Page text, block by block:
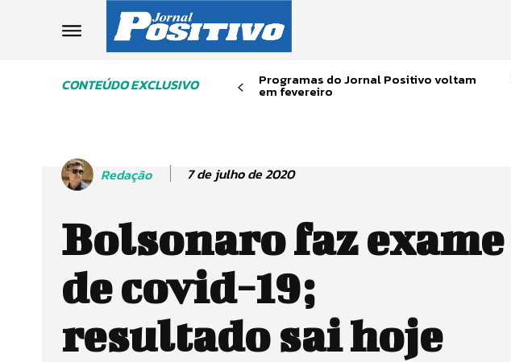
CONTEÚDO EXCLUSIVO Programas do Jornal Positivo voltam
em fevereiro
Redação 7 de julho de 2020
Bolsonaro faz exame
de covid-19;
resultado sai hoje